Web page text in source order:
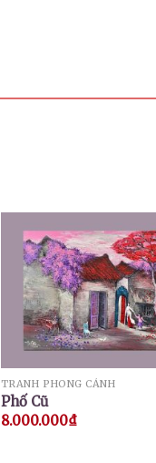
TRANH PHONG CẢNH
Phố Cũ
8.000.000₫